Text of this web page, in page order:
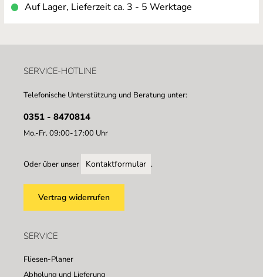
Auf Lager, Lieferzeit ca. 3 - 5 Werktage
SERVICE-HOTLINE
Telefonische Unterstützung und Beratung unter:
0351 - 8470814
Mo.-Fr. 09:00-17:00 Uhr
Oder über unser Kontaktformular .
Vertrag widerrufen
SERVICE
Fliesen-Planer
Abholung und Lieferung